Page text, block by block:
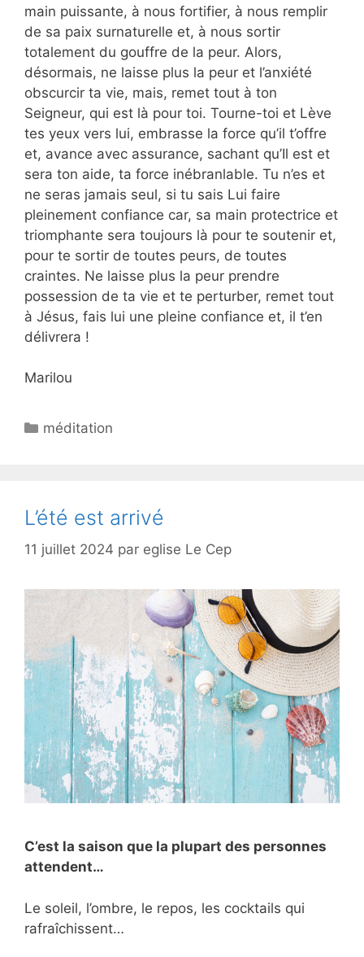
main puissante, à nous fortifier, à nous remplir
de sa paix surnaturelle et, à nous sortir
totalement du gouffre de la peur. Alors,
désormais, ne laisse plus la peur et l’anxiété
obscurcir ta vie, mais, remet tout à ton
Seigneur, qui est là pour toi. Tourne-toi et Lève
tes yeux vers lui, embrasse la force qu’il t’offre
et, avance avec assurance, sachant qu’Il est et
sera ton aide, ta force inébranlable. Tu n’es et
ne seras jamais seul, si tu sais Lui faire
pleinement confiance car, sa main protectrice et
triomphante sera toujours là pour te soutenir et,
pour te sortir de toutes peurs, de toutes
craintes. Ne laisse plus la peur prendre
possession de ta vie et te perturber, remet tout
à Jésus, fais lui une pleine confiance et, il t’en
délivrera !
Marilou
méditation
L’été est arrivé
11 juillet 2024 par eglise Le Cep
C’est la saison que la plupart des personnes
attendent…
Le soleil, l’ombre, le repos, les cocktails qui
rafraîchissent…